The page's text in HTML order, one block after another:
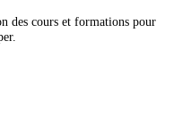
des cours et formations pour